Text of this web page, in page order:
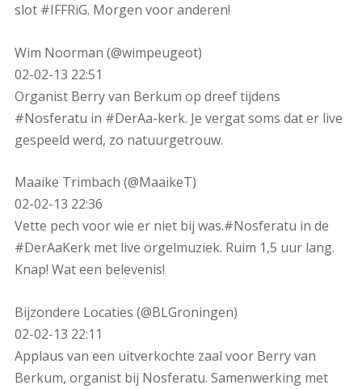
slot #IFFRiG. Morgen voor anderen!
Wim Noorman (@wimpeugeot)
02-02-13 22:51
Organist Berry van Berkum op dreef tijdens
#Nosferatu in #DerAa-kerk. Je vergat soms dat er live
gespeeld werd, zo natuurgetrouw.
Maaike Trimbach (@MaaikeT)
02-02-13 22:36
Vette pech voor wie er niet bij was.#Nosferatu in de
#DerAaKerk met live orgelmuziek. Ruim 1,5 uur lang.
Knap! Wat een belevenis!
Bijzondere Locaties (@BLGroningen)
02-02-13 22:11
Applaus van een uitverkochte zaal voor Berry van
Berkum, organist bij Nosferatu. Samenwerking met